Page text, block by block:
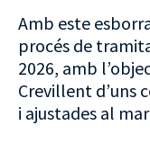
Amb este
procés de
2026, amb
Crevillent d’uns
i ajustades al